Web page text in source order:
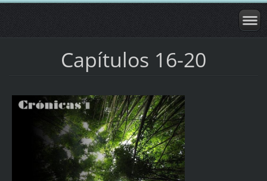
Capítulos 16-20